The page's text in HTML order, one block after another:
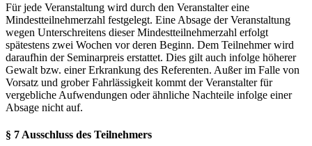
Für jede Veranstaltung wird durch den Veranstalter eine
Mindestteilnehmerzahl festgelegt. Eine Absage der Veranstaltung
wegen Unterschreitens dieser Mindestteilnehmerzahl erfolgt
spätestens zwei Wochen vor deren Beginn. Dem Teilnehmer wird
daraufhin der Seminarpreis erstattet. Dies gilt auch infolge höherer
Gewalt bzw. einer Erkrankung des Referenten. Außer im Falle von
Vorsatz und grober Fahrlässigkeit kommt der Veranstalter für
vergebliche Aufwendungen oder ähnliche Nachteile infolge einer
Absage nicht auf.
§ 7 Ausschluss des Teilnehmers